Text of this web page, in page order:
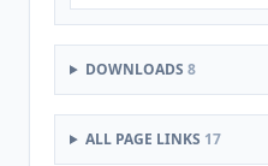
DOWNLOADS 8
ALL PAGE LINKS 17